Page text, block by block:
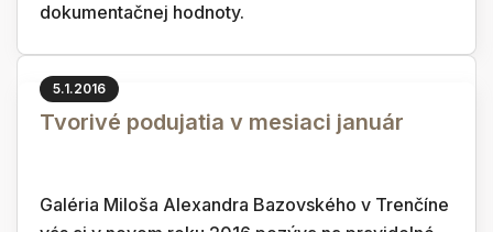
dokumentačnej hodnoty.
5.1.2016
Tvorivé podujatia v mesiaci január
Galéria Miloša Alexandra Bazovského v Trenčíne